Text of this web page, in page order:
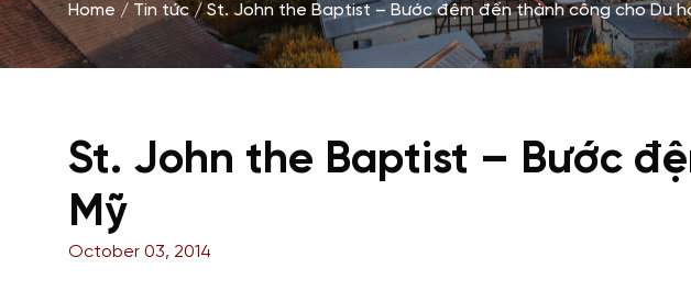
Home Tin tức St. John the Baptist – Bước đệm đến thành công cho Du
St. John the Baptist – Bước
Mỹ
October 03, 2014